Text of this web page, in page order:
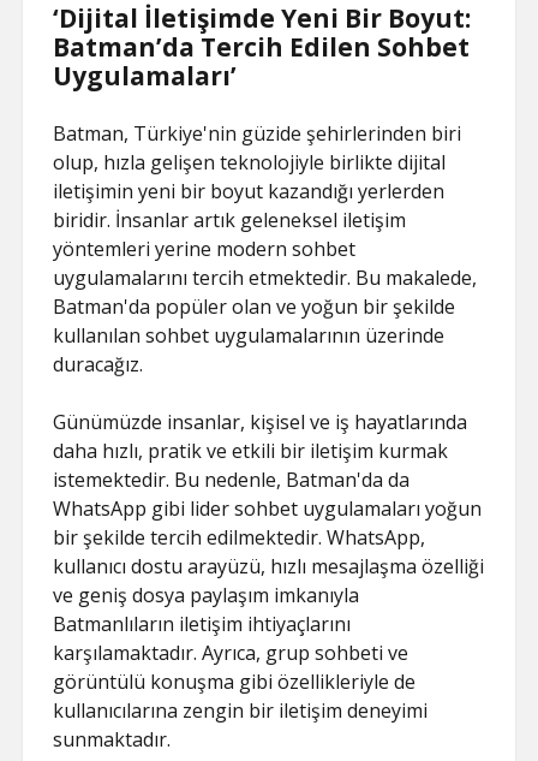
‘Dijital İletişimde Yeni Bir Boyut:
Batman’da Tercih Edilen Sohbet
Uygulamaları’
Batman, Türkiye'nin güzide şehirlerinden biri
olup, hızla gelişen teknolojiyle birlikte dijital
iletişimin yeni bir boyut kazandığı yerlerden
biridir. İnsanlar artık geleneksel iletişim
yöntemleri yerine modern sohbet
uygulamalarını tercih etmektedir. Bu makalede,
Batman'da popüler olan ve yoğun bir şekilde
kullanılan sohbet uygulamalarının üzerinde
duracağız.
Günümüzde insanlar, kişisel ve iş hayatlarında
daha hızlı, pratik ve etkili bir iletişim kurmak
istemektedir. Bu nedenle, Batman'da da
WhatsApp gibi lider sohbet uygulamaları yoğun
bir şekilde tercih edilmektedir. WhatsApp,
kullanıcı dostu arayüzü, hızlı mesajlaşma özelliği
ve geniş dosya paylaşım imkanıyla
Batmanlıların iletişim ihtiyaçlarını
karşılamaktadır. Ayrıca, grup sohbeti ve
görüntülü konuşma gibi özellikleriyle de
kullanıcılarına zengin bir iletişim deneyimi
sunmaktadır.